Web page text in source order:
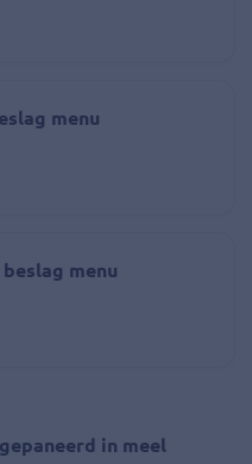
menu
menu
in meel